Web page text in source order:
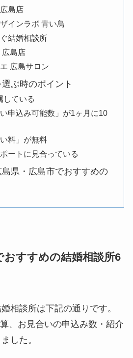
島店
インラボ 青い鳥
結婚相談所
広島店
広島サロン
ぶ時のポイント
している
い申込み可能数」が1ヶ月に10
い料」が無料
ートに見合っている
島県・広島市でおすすめの
おすすめの結婚相談所6
相談所は下記の通りです。
、お見合いの申込み数・紹介
した。